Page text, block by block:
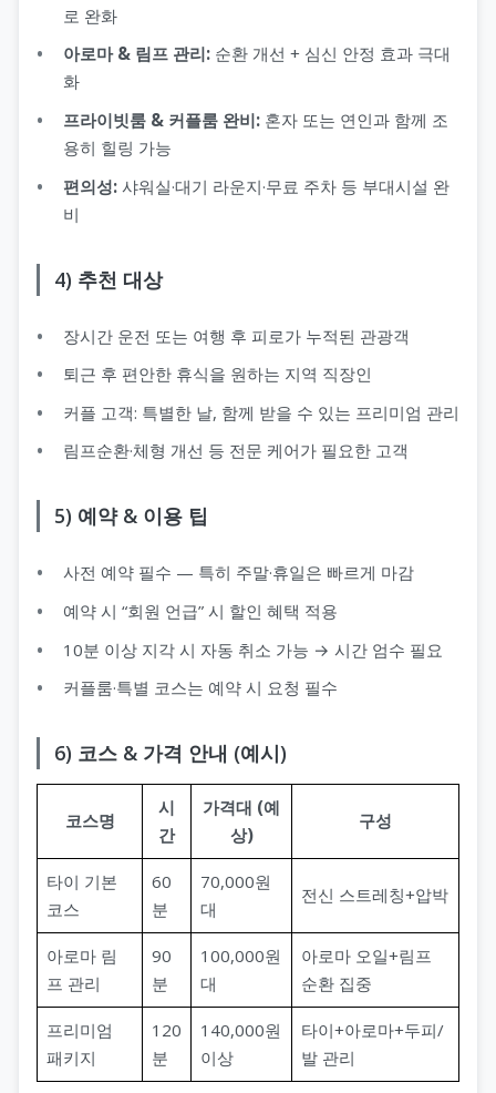
로 완화
아로마 & 림프 관리: 순환 개선 + 심신 안정 효과 극대
화
프라이빗룸 & 커플룸 완비: 혼자 또는 연인과 함께 조
용히 힐링 가능
편의성: 샤워실·대기 라운지·무료 주차 등 부대시설 완
비
4) 추천 대상
장시간 운전 또는 여행 후 피로가 누적된 관광객
퇴근 후 편안한 휴식을 원하는 지역 직장인
커플 고객: 특별한 날, 함께 받을 수 있는 프리미엄 관리
림프순환·체형 개선 등 전문 케어가 필요한 고객
5) 예약 & 이용 팁
사전 예약 필수 — 특히 주말·휴일은 빠르게 마감
예약 시 “회원 언급” 시 할인 혜택 적용
10분 이상 지각 시 자동 취소 가능 → 시간 엄수 필요
커플룸·특별 코스는 예약 시 요청 필수
6) 코스 & 가격 안내 (예시)
코스명
시
간
가격대 (예
상)
구성
타이 기본
코스
60
분
70,000원
대
전신 스트레칭+압박
아로마 림
프 관리
90
분
100,000원
대
아로마 오일+림프
순환 집중
프리미엄
패키지
120
분
140,000원
이상
타이+아로마+두피/
발 관리